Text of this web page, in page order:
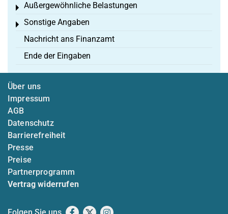
Außergewöhnliche Belastungen
Toggle menu
Sonstige Angaben
Toggle menu
Nachricht ans Finanzamt
Ende der Eingaben
Über uns
Impressum
AGB
Datenschutz
Barrierefreiheit
Presse
Preise
Partnerprogramm
Vertrag widerrufen